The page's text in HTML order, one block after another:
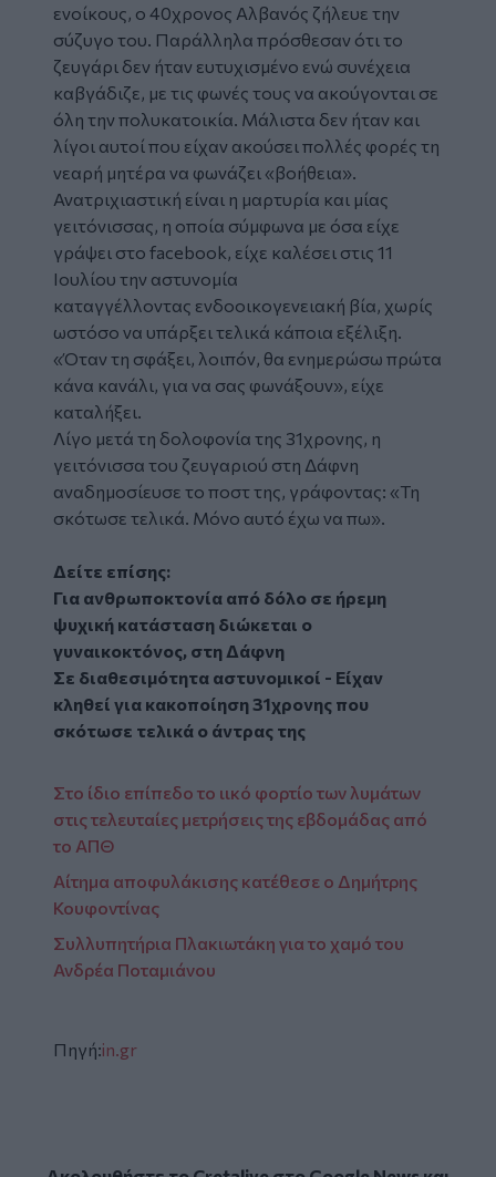
ενοίκους, ο 40χρονος Αλβανός ζήλευε την
σύζυγο του. Παράλληλα πρόσθεσαν ότι το
ζευγάρι δεν ήταν ευτυχισμένο ενώ συνέχεια
καβγάδιζε, με τις φωνές τους να ακούγονται σε
όλη την πολυκατοικία. Μάλιστα δεν ήταν και
λίγοι αυτοί που είχαν ακούσει πολλές φορές τη
νεαρή μητέρα να φωνάζει «βοήθεια».
Ανατριχιαστική είναι η μαρτυρία και μίας
γειτόνισσας, η οποία σύμφωνα με όσα είχε
γράψει στο facebook, είχε καλέσει στις 11
Ιουλίου την αστυνομία
καταγγέλλοντας ενδοοικογενειακή βία, χωρίς
ωστόσο να υπάρξει τελικά κάποια εξέλιξη.
«Όταν τη σφάξει, λοιπόν, θα ενημερώσω πρώτα
κάνα κανάλι, για να σας φωνάξουν», είχε
καταλήξει.
Λίγο μετά τη δολοφονία της 31χρονης, η
γειτόνισσα του ζευγαριού στη Δάφνη
αναδημοσίευσε το ποστ της, γράφοντας: «Τη
σκότωσε τελικά. Μόνο αυτό έχω να πω».
Δείτε επίσης:
Για ανθρωποκτονία από δόλο σε ήρεμη
ψυχική κατάσταση διώκεται ο
γυναικοκτόνος, στη Δάφνη
Σε διαθεσιμότητα αστυνομικοί - Είχαν
κληθεί για κακοποίηση 31χρονης που
σκότωσε τελικά ο άντρας της
Στο ίδιο επίπεδο το ιικό φορτίο των λυμάτων
στις τελευταίες μετρήσεις της εβδομάδας από
το ΑΠΘ
Αίτημα αποφυλάκισης κατέθεσε ο Δημήτρης
Κουφοντίνας
Συλλυπητήρια Πλακιωτάκη για το χαμό του
Ανδρέα Ποταμιάνου
Πηγή:in.gr